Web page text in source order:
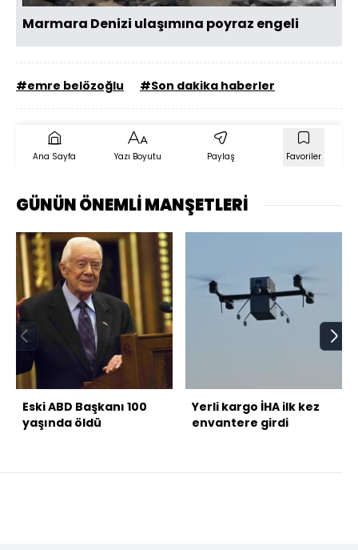
Marmara Denizi ulaşımına poyraz engeli
#emre belözoğlu #Son dakika haberler
Ana Sayfa Yazı Boyutu Paylaş Favoriler
GÜNÜN ÖNEMLİ MANŞETLERİ
Eski ABD Başkanı 100
yaşında öldü
Yerli kargo İHA ilk kez
envantere girdi